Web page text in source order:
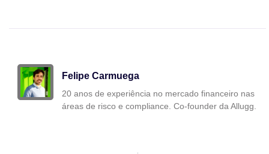
Felipe Carmuega
20 anos de experiência no mercado financeiro nas
áreas de risco e compliance. Co-founder da Allugg.